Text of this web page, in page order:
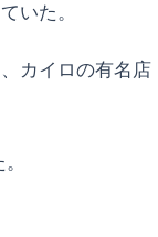
いた。
カイロの有名店